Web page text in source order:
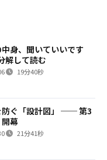
身、聞いていいです
解して読む
19分40秒
防ぐ「設計図」 ── 第3
幕
21分41秒